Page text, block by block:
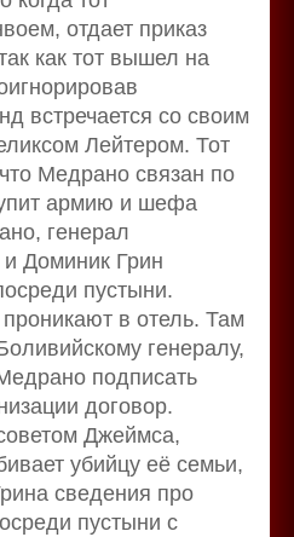
отдает приказ
как тот вышел на
встречается со своим
Лейтером. Тот
Медрано связан по
армию и шефа
генерал
Доминик Грин
пустыни.
в отель. Там
генералу,
подписать
договор.
Джеймса,
убийцу её семьи,
сведения про
пустыни с